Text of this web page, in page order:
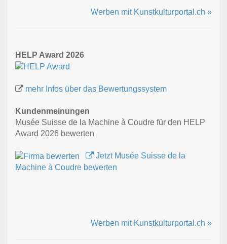
Werben mit Kunstkulturportal.ch »
HELP Award 2026
mehr Infos über das Bewertungssystem
Kundenmeinungen
Musée Suisse de la Machine à Coudre für den HELP
Award 2026 bewerten
Jetzt Musée Suisse de la
Machine à Coudre bewerten
Werben mit Kunstkulturportal.ch »